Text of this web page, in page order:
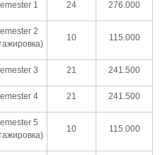
1 24 276.000
2
10 115.000
3 21 241.500
4 21 241.500
5
10 115.000